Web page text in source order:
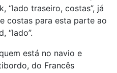
“lado traseiro, costas”, já
costas para esta parte ao
“lado”.
está no navio e
do Francês